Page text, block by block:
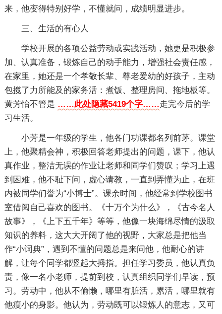
来，他变得特别好学，不懂就问，成绩明显进步。
三、生活的有心人
学校开展的各项公益劳动或实践活动，她更是积极参
加、认真准备，锻炼自己的动手能力，增强社会责任感，
在家里，她还是一个孝敬长辈、尊老爱幼的好孩子，主动
包揽了力所能及的家务活：煮饭、整理房间、拖地板等。
黄芳怡不管是 ……此处隐藏5419个字……走完今后的学
习生活。
小芳是一年级的学生，他各门功课都名列前茅。课堂
上，他聚精会神，积极回答老师提出的问题，课下，他认
真作业，整洁无误的作业让老师和同学们赞叹；学习上遇
到困难，他不耻下问，虚心请教，一直到弄懂为止，在班
内被同学们誉为“小博士”。课余时间，他经常到学校图书
室借阅自己喜欢的图书。《十万个为什么》，《古今名人
故事》，《上下五千年》等等，他像一块海绵尽情的汲取
知识的养料，这大大开阔了他的视野，大家总是把他当
作“小词典”，遇到不懂的问题总是来问他，他耐心的讲
解，让每个同学都竖起大拇指。担任学习委员，他认真负
责，像一名小老师，提前到校，认真组织同学们早读，预
习。劳动中，他从不偷懒，哪里有脏活，累活，哪里就有
他瘦小的身影。他认为，劳动既可以锻炼人的意志，又可